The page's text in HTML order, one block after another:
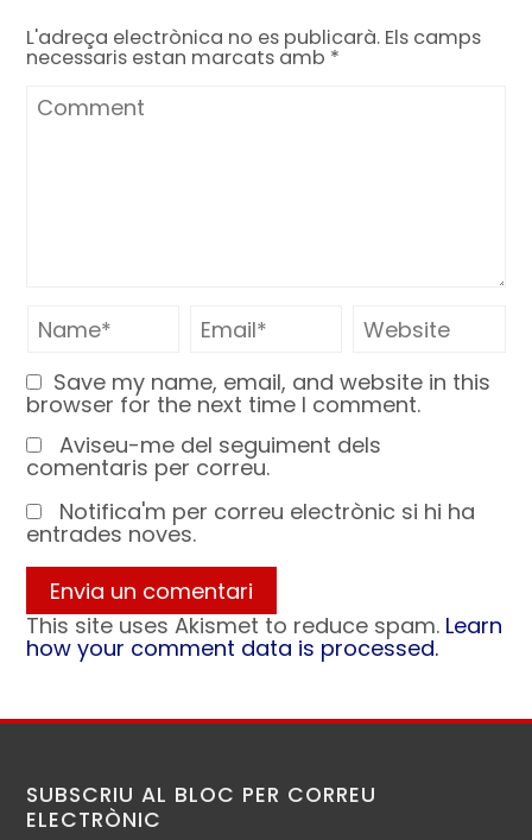
L'adreça electrònica no es publicarà. Els camps
necessaris estan marcats amb *
Save my name, email, and website in this
browser for the next time I comment.
Aviseu-me del seguiment dels
comentaris per correu.
Notifica'm per correu electrònic si hi ha
entrades noves.
This site uses Akismet to reduce spam. Learn
how your comment data is processed.
SUBSCRIU AL BLOC PER CORREU
ELECTRÒNIC